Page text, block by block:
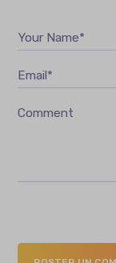
Your Name*
Email*
Comment